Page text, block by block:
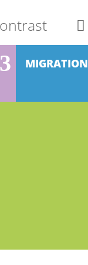
MIGRATION